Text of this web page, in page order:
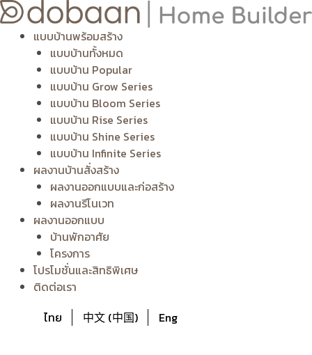
Skip
to
contentแบบบ้านพร้อมสร้าง
แบบบ้านทั้งหมด
แบบบ้าน Popular
แบบบ้าน Grow Series
แบบบ้าน Bloom Series
แบบบ้าน Rise Series
แบบบ้าน Shine Series
แบบบ้าน Infinite Series
ผลงานบ้านสั่งสร้าง
ผลงานออกแบบและก่อสร้าง
ผลงานรีโนเวท
ผลงานออกแบบ
บ้านพักอาศัย
โครงการ
โปรโมชั่นและสิทธิพิเศษ
ติดต่อเรา
ไทย
中文 (中国) Eng